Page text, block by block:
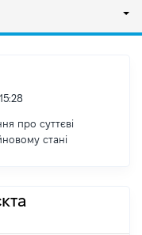
про суттєві
стані